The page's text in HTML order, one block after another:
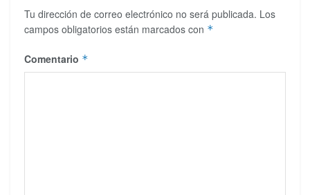
Tu dirección de correo electrónico no será publicada. Los
campos obligatorios están marcados con *
Comentario *